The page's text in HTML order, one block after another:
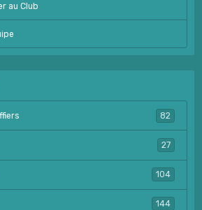
au Club
82
27
104
144